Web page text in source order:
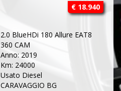
€ 18.940
2.0 BlueHDi 180 Allure EAT8
360 CAM
Anno: 2019
Km: 24000
Usato Diesel
CARAVAGGIO BG